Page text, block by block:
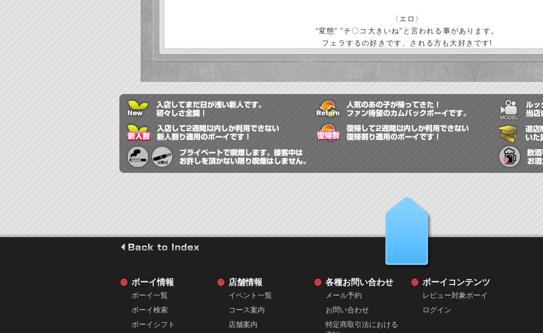
〈エロ〉
“変態“ ”チ〇コ大きいね”と言われる事があります。
フェラするの好きです、される方も大好きです!
最後に、経験が多くないので、これから勉強していきたいと思っています!
上へ戻る
ボーイ情報
ボーイ一覧
ボーイ検索
ボーイシフト
店舗情報
イベント一覧
コース案内
店舗案内
各種お問い合わせ
メール予約
お問い合わせ
特定商取引法における
ボーイコンテンツ
レビュー対象ボーイ
ログイン